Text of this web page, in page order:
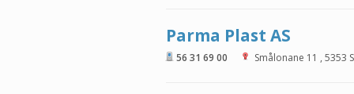
Parma Plast AS
56 31 69 00 Smålonane 11 , 5353